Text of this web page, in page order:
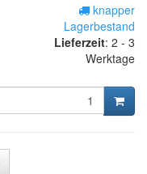
knapper
Lagerbestand
Lieferzeit: 2 - 3
Werktage